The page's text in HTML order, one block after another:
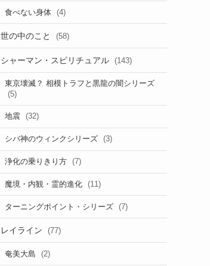
食べない身体 (4)
世の中のこと (58)
シャーマン・スピリチュアル (143)
東京壊滅？ 相模トラフと黒龍の闇シリーズ
(5)
地震 (32)
シバ神のウィンクシリーズ (3)
浄化の乗りきり方 (7)
魔境・内観・霊的進化 (11)
ターニングポイント・シリーズ (7)
レイライン (77)
奄美大島 (2)